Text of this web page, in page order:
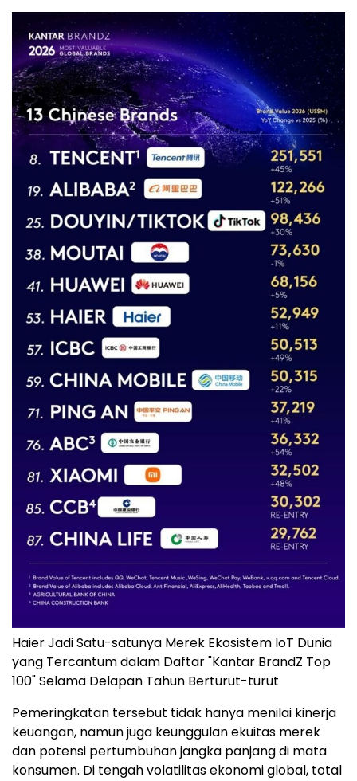
Haier Jadi Satu-satunya Merek Ekosistem IoT Dunia
yang Tercantum dalam Daftar "Kantar BrandZ Top
100" Selama Delapan Tahun Berturut-turut
Pemeringkatan tersebut tidak hanya menilai kinerja
keuangan, namun juga keunggulan ekuitas merek
dan potensi pertumbuhan jangka panjang di mata
konsumen. Di tengah volatilitas ekonomi global, total